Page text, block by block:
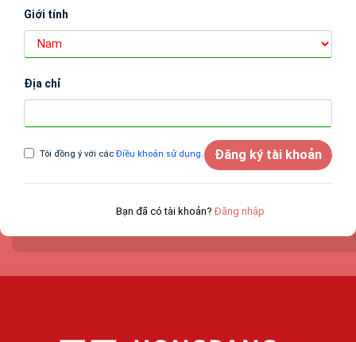
Giới tính
Địa chỉ
Tôi đồng ý với các Điều khoản sử dụng. Đăng ký tài khoản
Bạn đã có tài khoản?Đăng nhập